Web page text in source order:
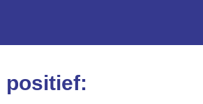
positief: